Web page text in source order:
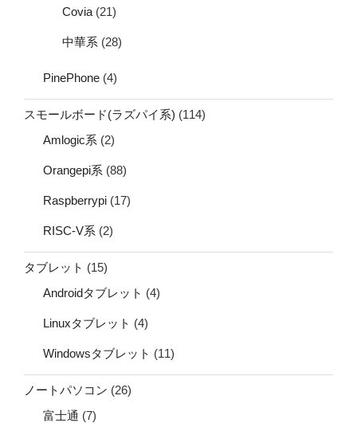
Covia (21)
中華系 (28)
PinePhone (4)
スモールボード(ラズパイ系) (114)
Amlogic系 (2)
Orangepi系 (88)
Raspberrypi (17)
RISC-V系 (2)
タブレット (15)
Androidタブレット (4)
Linuxタブレット (4)
Windowsタブレット (11)
ノートパソコン (26)
富士通 (7)